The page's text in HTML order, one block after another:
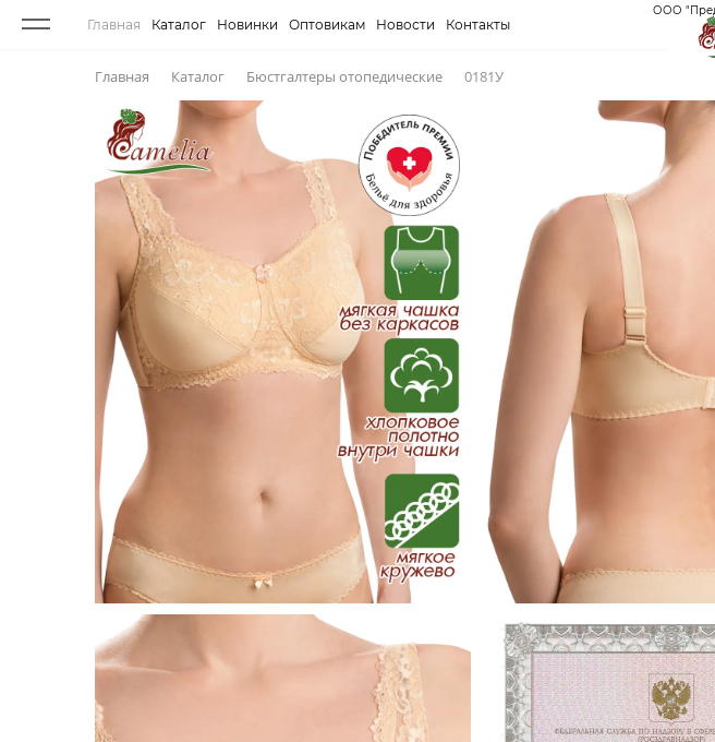
Главная Каталог Новинки Оптовикам Новости Контакты
ООО
Главная Каталог Бюстгалтеры отопедическиe 0181У